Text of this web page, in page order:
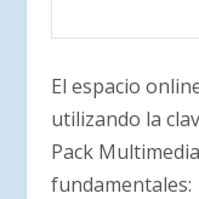
El espacio
utilizando la
Pack
fundamentales: